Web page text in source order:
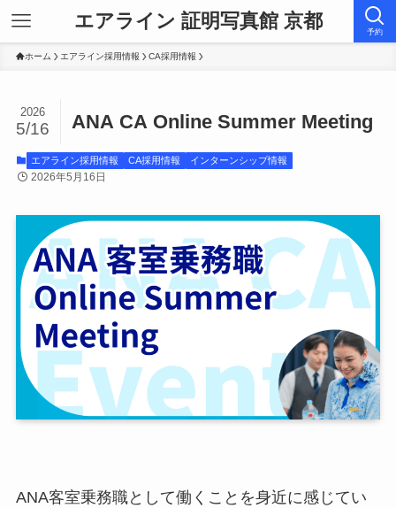
エアライン 証明写真館 京都 予約
ホーム エアライン採用情報 CA採用情報
ANA CA Online Summer Meeting
2026
5/16
エアライン採用情報 CA採用情報 インターンシップ情報
2026年5月16日
ANA客室乗務職として働くことを身近に感じてい